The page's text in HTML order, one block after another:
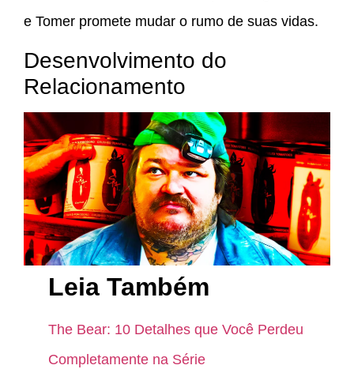
e Tomer promete mudar o rumo de suas vidas.
Desenvolvimento do
Relacionamento
Leia Também
The Bear: 10 Detalhes que Você Perdeu
Completamente na Série